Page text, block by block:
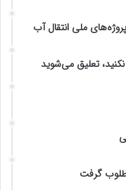
ملی انتقال آب
گرفت